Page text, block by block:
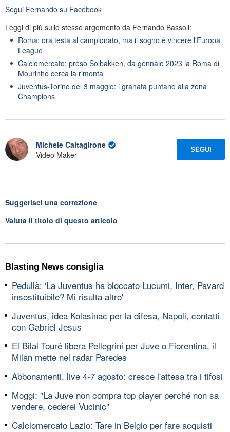
Segui Fernando su Facebook
Leggi di più sullo stesso argomento da Fernando Bassoli:
Roma: ora testa al campionato, ma il sogno è vincere l'Europa
League
Calciomercato: preso Solbakken, da gennaio 2023 la Roma di
Mourinho cerca la rimonta
Juventus-Torino del 3 maggio: i granata puntano alla zona
Champions
Michele Caltagirone
Video Maker
SEGUI
Suggerisci una correzione
Valuta il titolo di questo articolo
Blasting News consiglia
Pedullà: 'La Juventus ha bloccato Lucumi, Inter, Pavard
insostituibile? Mi risulta altro'
Juventus, idea Kolasinac per la difesa, Napoli, contatti
con Gabriel Jesus
El Bilal Touré libera Pellegrini per Juve o Fiorentina, il
Milan mette nel radar Paredes
Abbonamenti, live 4-7 agosto: cresce l'attesa tra i tifosi
Moggi: "La Juve non compra top player perché non sa
vendere, cederei Vucinic"
Calciomercato Lazio: Tare in Belgio per fare acquisti